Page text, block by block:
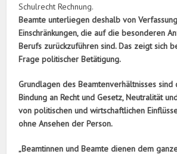
Schulrecht Rechnung.
Beamte unterliegen deshalb von
Einschränkungen, die auf die besonderen
Berufs zurückzuführen sind. Das zeigt sich
Frage politischer Betätigung.
Grundlagen des Beamtenverhältnisses sind
Bindung an Recht und Gesetz, Neutralität
von politischen und wirtschaftlichen
ohne Ansehen der Person.
„Beamtinnen und Beamte dienen dem